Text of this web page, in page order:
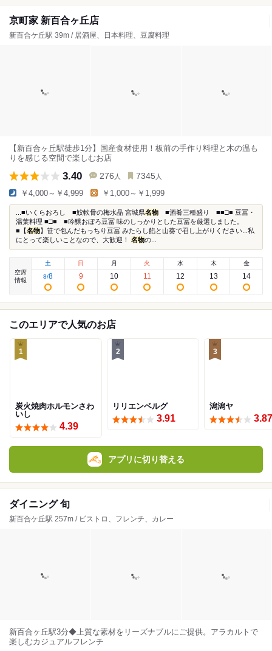
京町家 新百合ヶ丘店
新百合ケ丘駅 39m / 居酒屋、日本料理、豆腐料理
【新百合ヶ丘駅徒歩1分】国産食材使用！板前の手作り料理と木の温も
りを感じる空間で楽しむお店
3.40 276 人 7345 人
￥4,000～￥4,999 ￥1,000～￥1,999
...■いくらおろし ■鮫軟骨の梅水晶 宮城県名物 ■酒肴三種盛り ■■□■ 豆冨・
湯葉料理 ■□■ ■吟醸おぼろ豆冨 味のしっかりとした豆冨を厳選しました。
■【名物】笹で包んだもっちり豆冨 みたらし餡と山葵で召し上がりください...私
にとって楽しいことなので、大歓迎！ 名物の...
空席
情報
土
8/8
日
9
月
10
火
11
水
12
木
13
金
14
このエリアで人気のお店
1
炭火焼肉ホルモンさわ
いし
4.39
2
リリエンベルグ
3.91
3
潟潟ヤ
3.87
アプリに切り替える
ダイニング 旬
新百合ケ丘駅 257m / ビストロ、フレンチ、カレー
新百合ヶ丘駅3分◆上質な素材をリーズナブルにご提供。アラカルトで
楽しむカジュアルフレンチ